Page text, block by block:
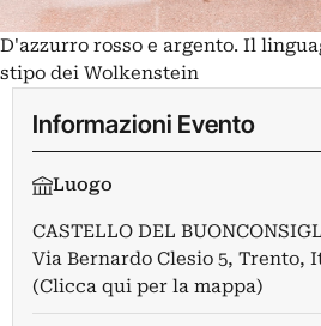
D'azzurro rosso e argento. Il
stipo dei Wolkenstein
Informazioni Evento
Luogo
CASTELLO DEL
Via Bernardo Clesio 5, Trento,
(Clicca qui per la mappa)